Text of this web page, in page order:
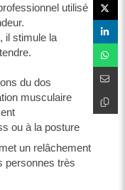
utilisé
il stimule la
du dos
musculaire
ou à la posture
un relâchement
personnes très